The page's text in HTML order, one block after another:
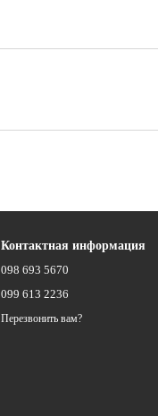
Контактная информация
098 693 5670
099 613 2236
Перезвонить вам?